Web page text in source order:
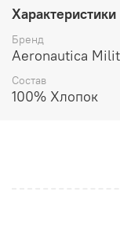
Характеристики
Бренд
Aeronautica
Состав
100% Хлопок